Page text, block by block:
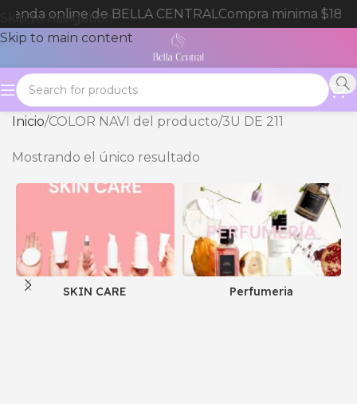
Skip to navigation
Skip to main content
online de BELLA CENTRALCompra minima
Inicio COLOR NAVI del producto 3U DE 211
Mostrando el único resultado
SKIN CARE Perfumeria